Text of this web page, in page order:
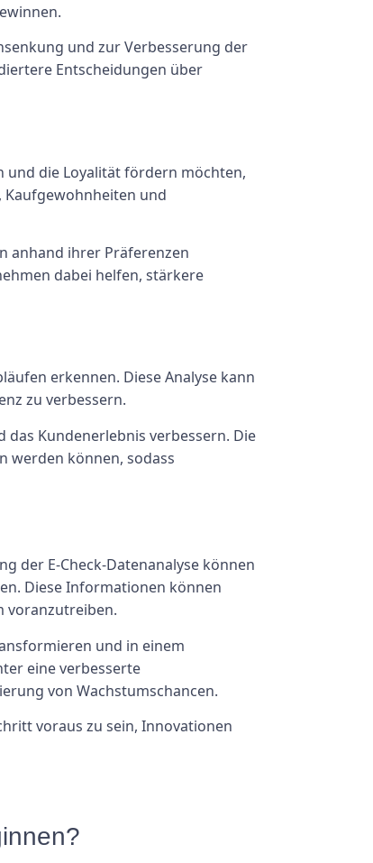
und zur Verbesserung der
Entscheidungen über
und die Loyalität fördern möchten,
Kaufgewohnheiten und
anhand ihrer Präferenzen
dabei helfen, stärkere
erkennen. Diese Analyse kann
zu verbessern.
Kundenerlebnis verbessern. Die
werden können, sodass
der E-Check-Datenanalyse können
Diese Informationen können
voranzutreiben.
und in einem
eine verbesserte
von Wachstumschancen.
voraus zu sein, Innovationen